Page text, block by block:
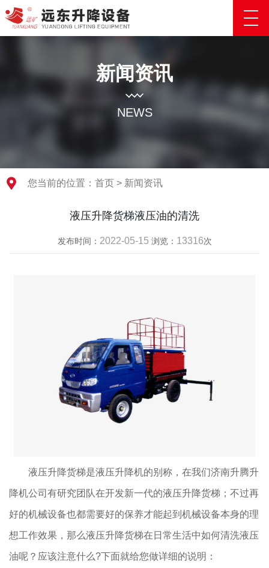
新闻资讯
NEWS
您当前的位置： 首页 > 新闻资讯
液压升降货梯液压油的清洗
发布时间： 2022-05-15 浏览： 13316次
液压升降货梯是液压升降机的别称，在我们济南升腾升
降机公司有研究团队在开发新一代的液压升降货梯；不过再
好的机械设备也都需要好的保养才能起到机械设备本身的理
想工作效果，那么液压升降货梯在日常生活中如何清洗液压
油呢？应该注意什么?下面就给您做详细的说明：